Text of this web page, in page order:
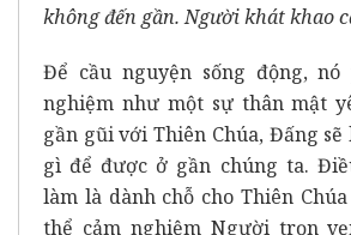
không đến gần. Người khát khao
Để cầu nguyện sống động,
nghiệm như một sự thân mật
gần gũi với Thiên Chúa, Đấng
gì để được ở gần chúng ta.
làm là dành chỗ cho Thiên
thể cảm nghiệm Người trọn